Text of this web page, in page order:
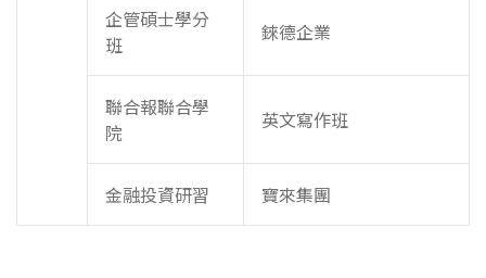
企管碩士學分
班
錸德企業
聯合報聯合學
院
英文寫作班
金融投資研習 寶來集團